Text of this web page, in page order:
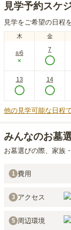
見学予約スケ
見学をご希望の日程
木 金
8/6
×
7
13 14
他の見学可能な日程
みんなのお墓
お墓選びの際、家族
1 費用
3 アクセス
5 周辺環境